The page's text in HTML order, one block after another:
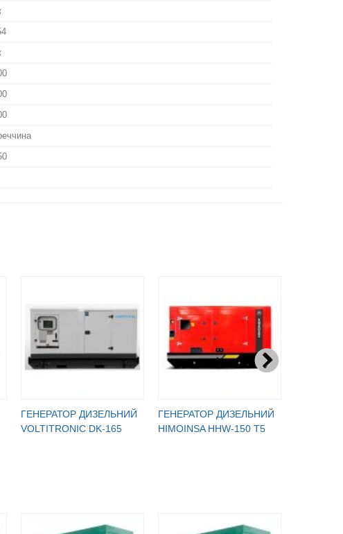
ГЕНЕРАТОР ДИЗЕЛЬНИЙ
VOLTITRONIC DK-165
ГЕНЕРАТОР ДИЗЕЛЬНИЙ
HIMOINSA HHW-150 T5